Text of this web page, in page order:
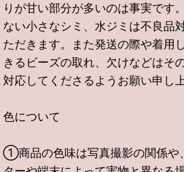
りが甘い部分が多いのは事実です
ない小さなシミ、水ジミは不良品
ただきます。また発送の際や着用
きるビーズの取れ、欠けなどはそ
対応してくださるようお願い申し
色について
①商品の色味は写真撮影の関係や